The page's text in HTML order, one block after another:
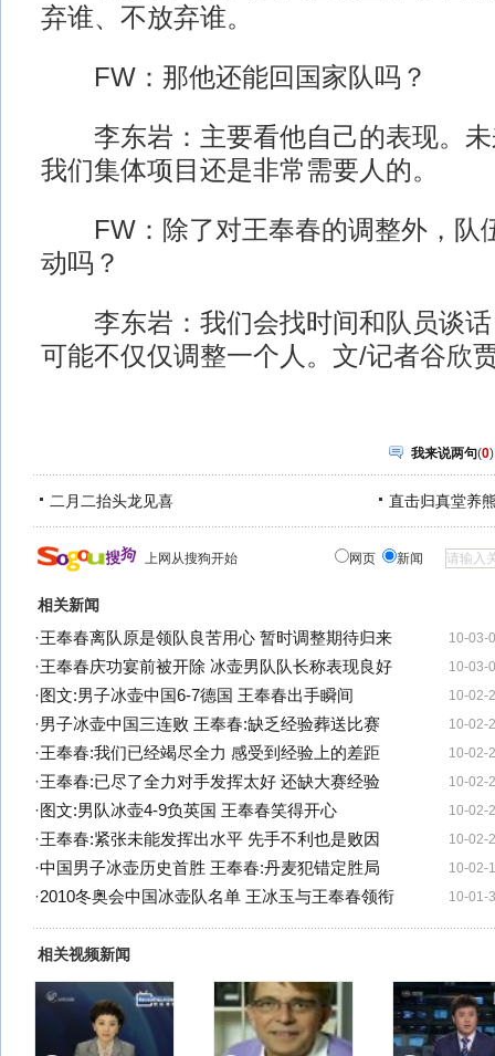
弃谁、不放弃谁。
FW：那他还能回国家队吗？
李东岩：主要看他自己的表现。未
我们集体项目还是非常需要人的。
FW：除了对王奉春的调整外，队
动吗？
李东岩：我们会找时间和队员谈话
可能不仅仅调整一个人。文/记者谷欣
我来说两句(0)
二月二抬头龙见喜 直击归真堂养
上网从搜狗开始 网页 新闻
相关新闻
10-03-
·王奉春离队原是领队良苦用心 暂时调整期待归来
10-03-
·王奉春庆功宴前被开除 冰壶男队队长称表现良好
10-02-
· 图文:男子冰壶中国6-7德国 王奉春出手瞬间
10-02-
·男子冰壶中国三连败 王奉春:缺乏经验葬送比赛
10-02-
·王奉春:我们已经竭尽全力 感受到经验上的差距
10-02-
·王奉春:已尽了全力对手发挥太好 还缺大赛经验
10-02-
· 图文:男队冰壶4-9负英国 王奉春笑得开心
10-02-
·王奉春:紧张未能发挥出水平 先手不利也是败因
10-02-
·中国男子冰壶历史首胜 王奉春:丹麦犯错定胜局
10-01-
·2010冬奥会中国冰壶队名单 王冰玉与王奉春领衔
相关视频新闻